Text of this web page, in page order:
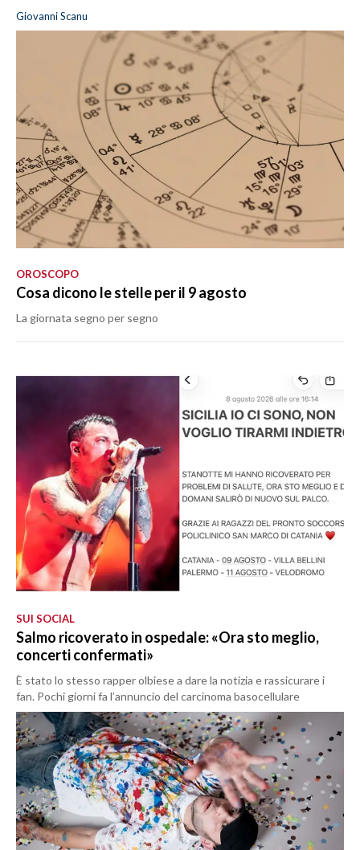
Giovanni Scanu
OROSCOPO
Cosa dicono le stelle per il 9 agosto
La giornata segno per segno
SUI SOCIAL
Salmo ricoverato in ospedale: «Ora sto meglio,
concerti confermati»
È stato lo stesso rapper olbiese a dare la notizia e rassicurare i
fan. Pochi giorni fa l’annuncio del carcinoma basocellulare